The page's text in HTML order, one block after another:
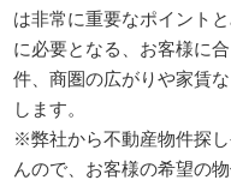
は非常に重要なポイント
に必要となる、お客様に
件、商圏の広がりや家賃
します。
※弊社から不動産物件探
んので、お客様の希望の